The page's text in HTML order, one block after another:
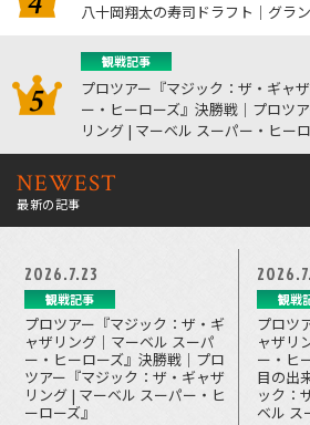
八十岡翔太の寿司ドラフト｜グラ
観戦記事
プロツアー『マジック：ザ・ギャ
ー・ヒーローズ』決勝戦｜プロツ
リング | マーベル スーパー・ヒーロ
NEWEST
最新の記事
2026.7.23
観戦記事
プロツアー『マジック：ザ・ギ
ャザリング｜マーベル スーパ
ー・ヒーローズ』決勝戦｜プロ
ツアー『マジック：ザ・ギャザ
リング | マーベル スーパー・ヒ
ーローズ』
観戦
プロツ
ャザリ
ー・ヒ
目の出
ック：
ベル ス